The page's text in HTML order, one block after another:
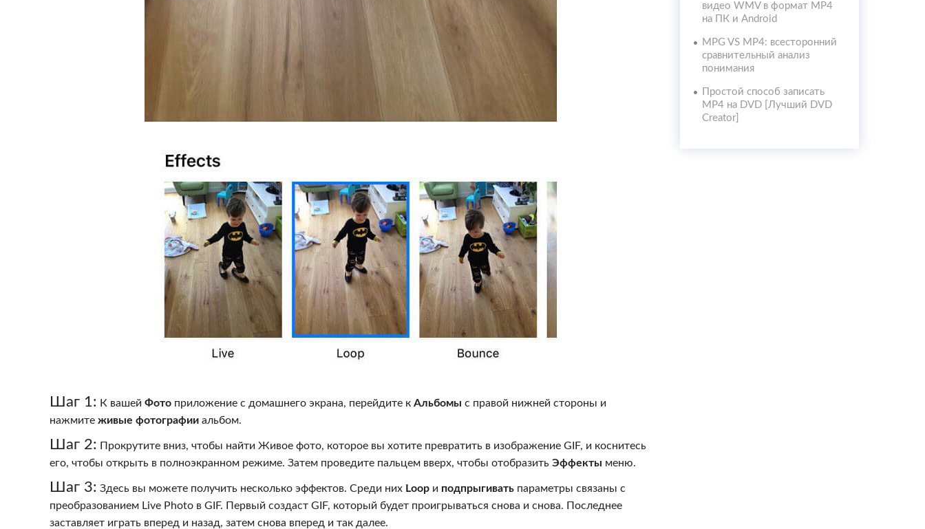
Шаг 1: К вашей Фото приложение с домашнего экрана, перейдите к Альбомы с правой нижней стороны и
нажмите живые фотографии альбом.
Шаг 2: Прокрутите вниз, чтобы найти Живое фото, которое вы хотите превратить в изображение GIF, и коснитесь
его, чтобы открыть в полноэкранном режиме. Затем проведите пальцем вверх, чтобы отобразить Эффекты меню.
Шаг 3: Здесь вы можете получить несколько эффектов. Среди них Loop и подпрыгивать параметры связаны с
преобразованием Live Photo в GIF. Первый создаст GIF, который будет проигрываться снова и снова. Последнее
заставляет играть вперед и назад, затем снова вперед и так далее.
видео WMV в формат MP4
на ПК и Android
MPG VS MP4: всесторонний
сравнительный анализ
понимания
Простой способ записать
MP4 на DVD [Лучший DVD
Creator]